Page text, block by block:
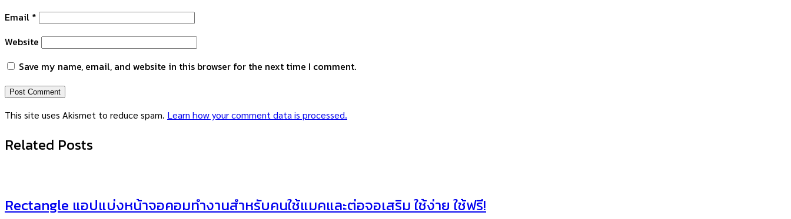
Email *
Website
Save my name, email, and website in this browser for the next time I comment.
This site uses Akismet to reduce spam. Learn how your comment data is processed.
Related Posts
Rectangle แอปแบ่งหน้าจอคอมทำงานสำหรับคนใช้แมคและต่อจอเสริม ใช้ง่าย ใช้ฟรี!